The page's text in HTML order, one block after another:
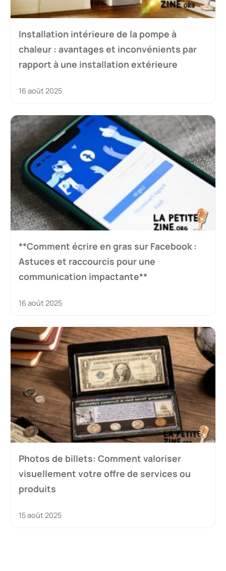
Installation intérieure de la pompe à
chaleur : avantages et inconvénients par
rapport à une installation extérieure
16 août 2025
**Comment écrire en gras sur Facebook :
Astuces et raccourcis pour une
communication impactante**
16 août 2025
Photos de billets: Comment valoriser
visuellement votre offre de services ou
produits
15 août 2025